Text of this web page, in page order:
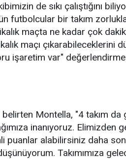
de sıkı çalıştığını
futbolcular bir takım
maçta ne kadar çok
maçı çıkarabileceklerini
işaretim var"
Montella, "4 takım da
inanıyoruz. Elimizden
puanlar alabilirsiniz daha
Takımımıza